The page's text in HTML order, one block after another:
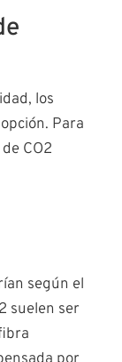
los
Para
CO2
según el
suelen ser